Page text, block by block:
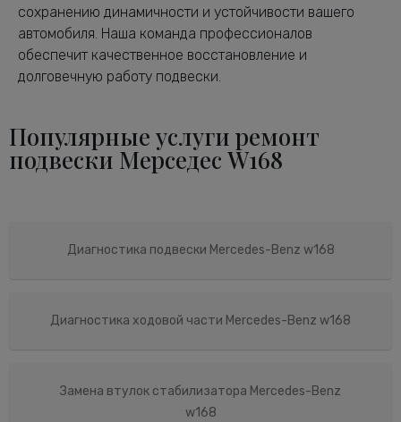
сохранению динамичности и устойчивости вашего
автомобиля. Наша команда профессионалов
обеспечит качественное восстановление и
долговечную работу подвески.
Популярные услуги ремонт
подвески Мерседес W168
Диагностика подвески Mercedes-Benz w168
Диагностика ходовой части Mercedes-Benz w168
Замена втулок стабилизатора Mercedes-Benz
w168